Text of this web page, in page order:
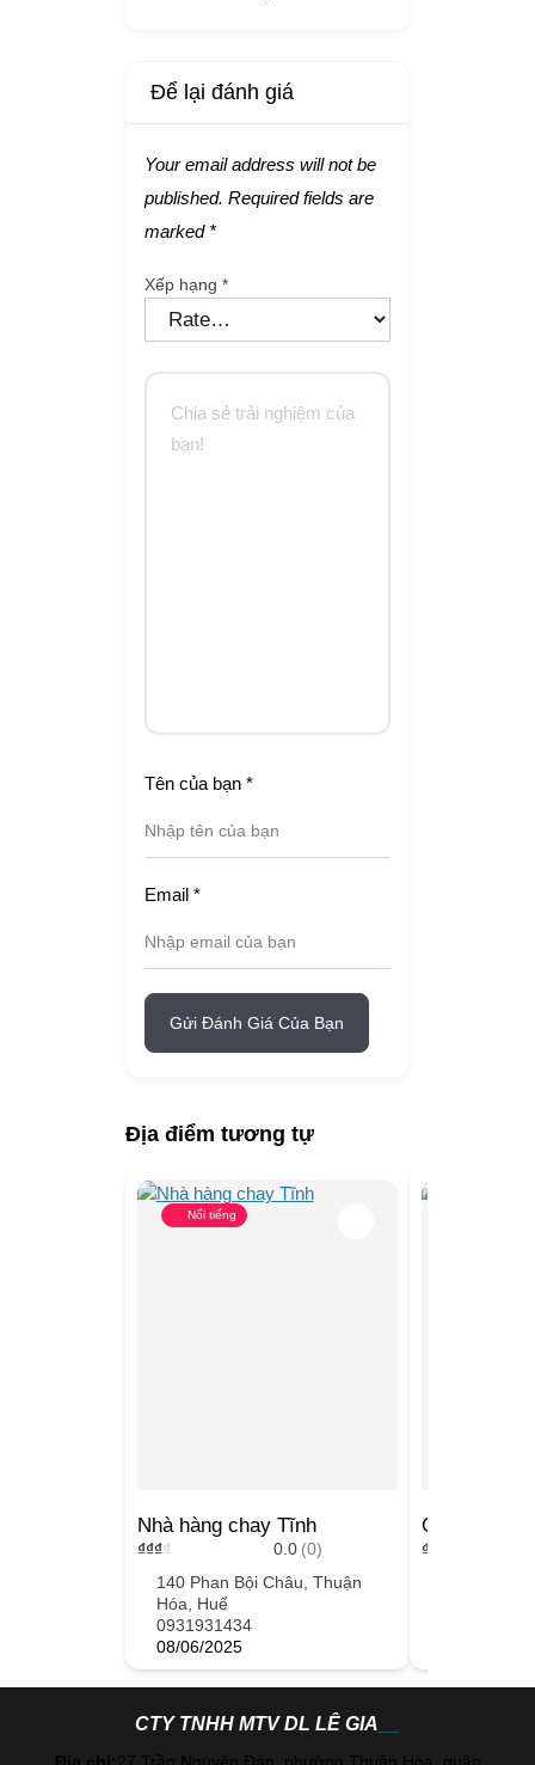
Để lại đánh giá
Your email address will not be
published. Required fields are
marked *
Xếp hạng *
Tên của bạn *
Email *
Gửi Đánh Giá Của Bạn
Địa điểm tương tự
Nổi tiếng
Nhà hàng chay Tĩnh
₫₫₫₫ 0.0 (0)
140 Phan Bội Châu, Thuận
Hóa, Huế
0931931434
08/06/2025
Quán chay
₫
CTY TNHH MTV DL LÊ GIA